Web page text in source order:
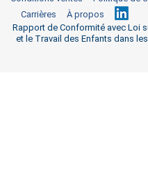
Carrières
À propos
Rapport de Conformité avec Loi
et le Travail des Enfants dans